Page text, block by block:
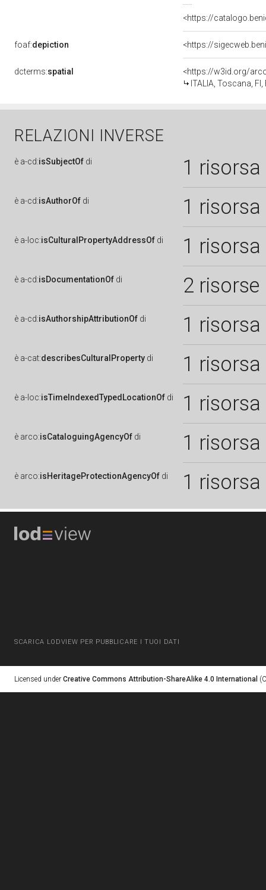
<https://
foaf:depiction <https://
dcterms:spatial
<https://w3id.org/
ITALIA, Toscana, FI,
RELAZIONI INVERSE
è a-cd:isSubjectOf di 1 risorsa
è a-cd:isAuthorOf di 1 risorsa
è a-loc:isCulturalPropertyAddressOf di 1 risorsa
è a-cd:isDocumentationOf di 2 risorse
è a-cd:isAuthorshipAttributionOf di 1 risorsa
è a-cat:describesCulturalProperty di 1 risorsa
è a-loc:isTimeIndexedTypedLocationOf di 1 risorsa
è arco:isCataloguingAgencyOf di 1 risorsa
è arco:isHeritageProtectionAgencyOf di 1 risorsa
SCARICA LODVIEW PER PUBBLICARE I TUOI DATI
Licensed under Creative Commons Attribution-ShareAlike 4.0 International